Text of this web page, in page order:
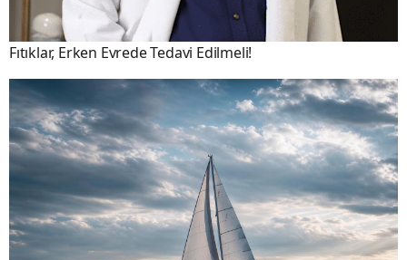
Fıtıklar, Erken Evrede Tedavi Edilmeli!